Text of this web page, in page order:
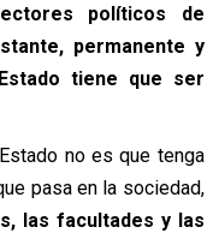
políticos de
permanente y
tiene que ser
no es que tenga
pasa en la sociedad,
las facultades y las